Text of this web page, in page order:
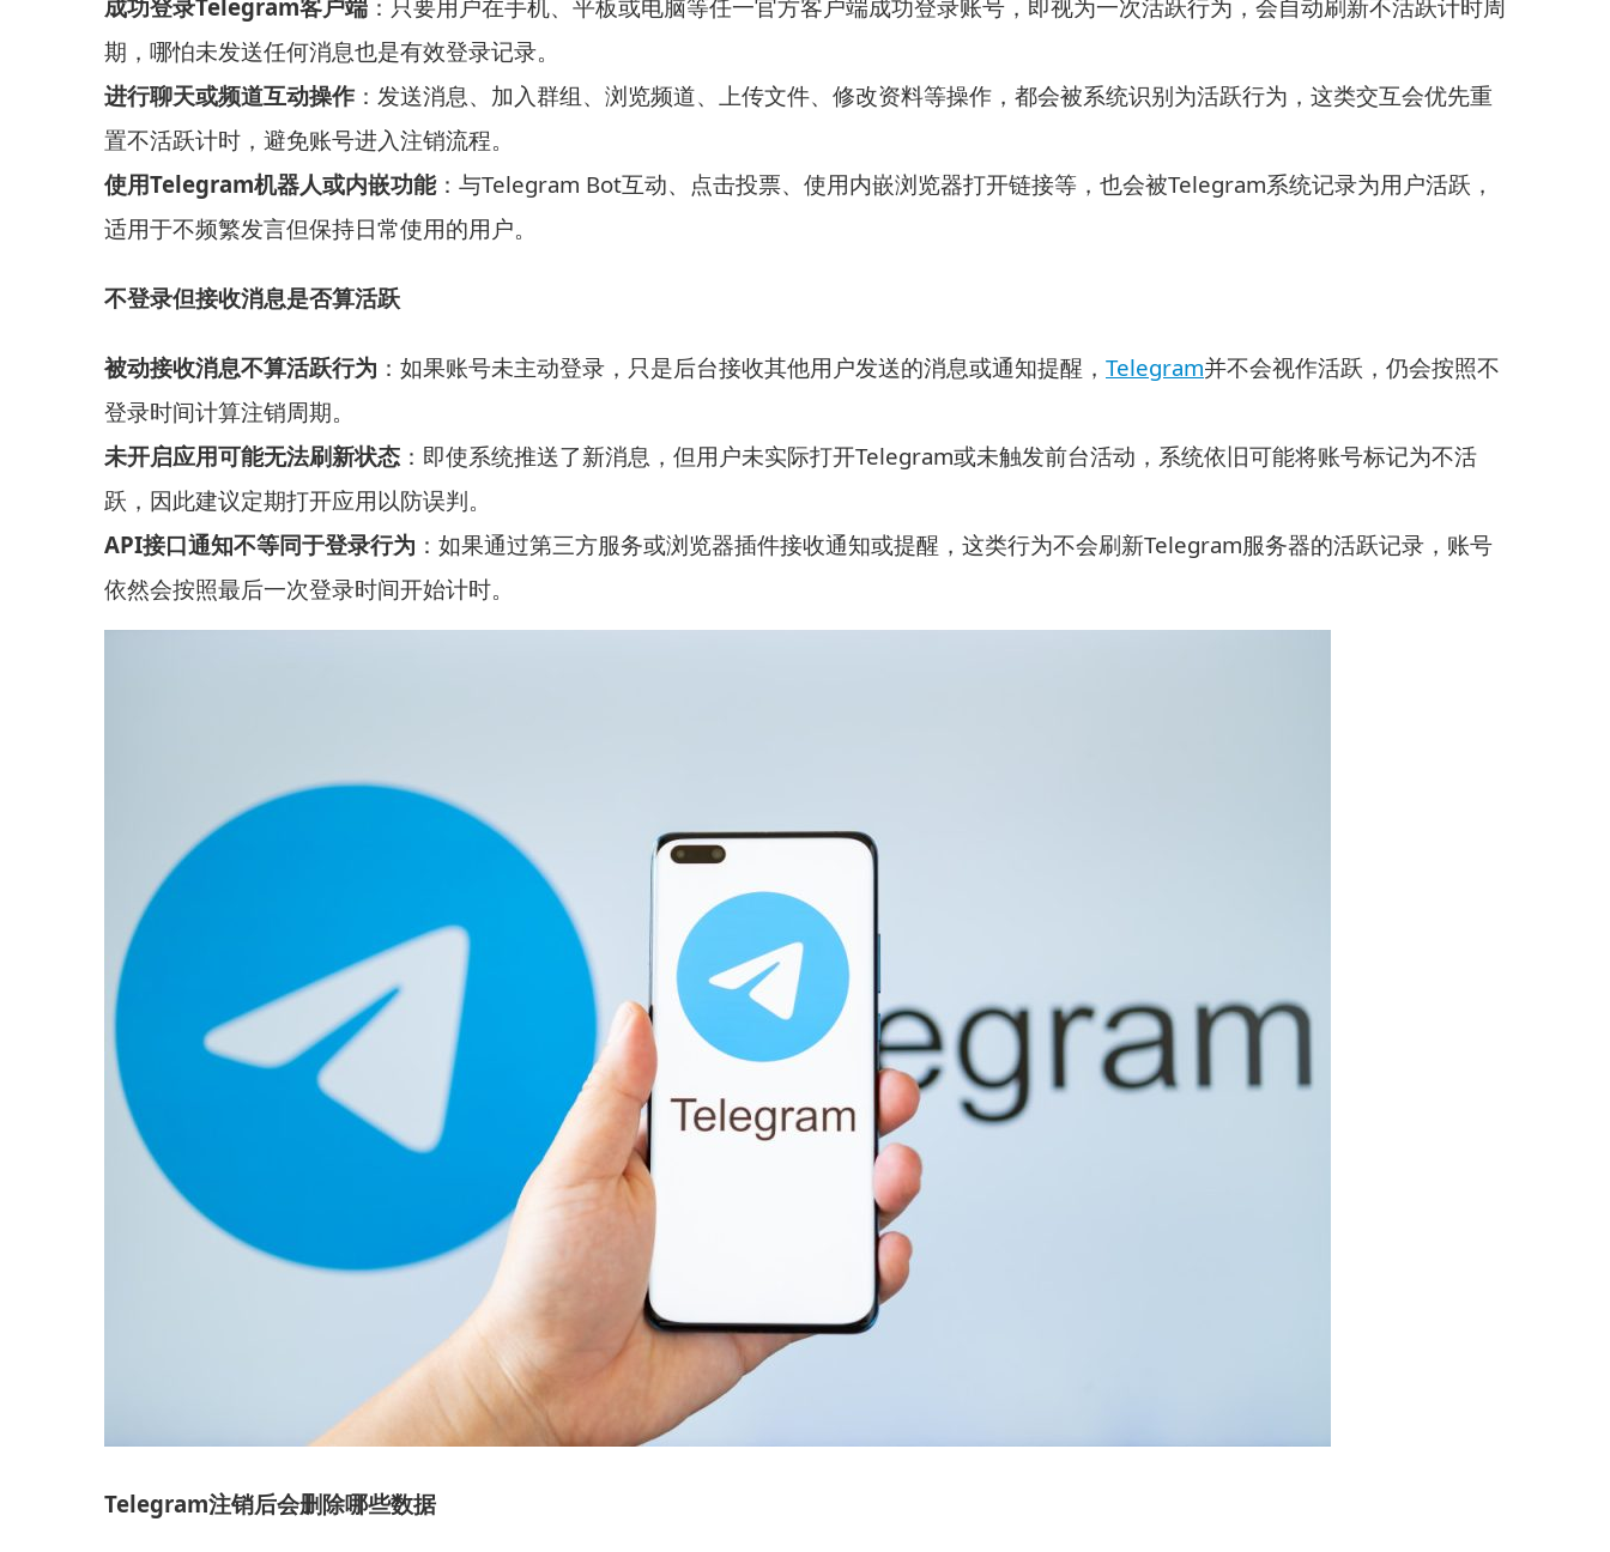
成功登录Telegram客户端 ：只要用户在手机、平板或电脑等任一官方客户端成功登录账号，即视为一次活跃行为，会自动刷新不活跃计时周
期，哪怕未发送任何消息也是有效登录记录。
进行聊天或频道互动操作 ：发送消息、加入群组、浏览频道、上传文件、修改资料等操作，都会被系统识别为活跃行为，这类交互会优先重
置不活跃计时，避免账号进入注销流程。
使用Telegram机器人或内嵌功能：与Telegram Bot互动、点击投票、使用内嵌浏览器打开链接等，也会被Telegram系统记录为用户活跃，
适用于不频繁发言但保持日常使用的用户。
不登录但接收消息是否算活跃
被动接收消息不算活跃行为 ：如果账号未主动登录，只是后台接收其他用户发送的消息或通知提醒， Telegram并不会视作活跃，仍会按照不
登录时间计算注销周期。
未开启应用可能无法刷新状态 ：即使系统推送了新消息，但用户未实际打开Telegram或未触发前台活动，系统依旧可能将账号标记为不活
跃，因此建议定期打开应用以防误判。
API接口通知不等同于登录行为 ：如果通过第三方服务或浏览器插件接收通知或提醒，这类行为不会刷新Telegram服务器的活跃记录，账号
依然会按照最后一次登录时间开始计时。
Telegram注销后会删除哪些数据